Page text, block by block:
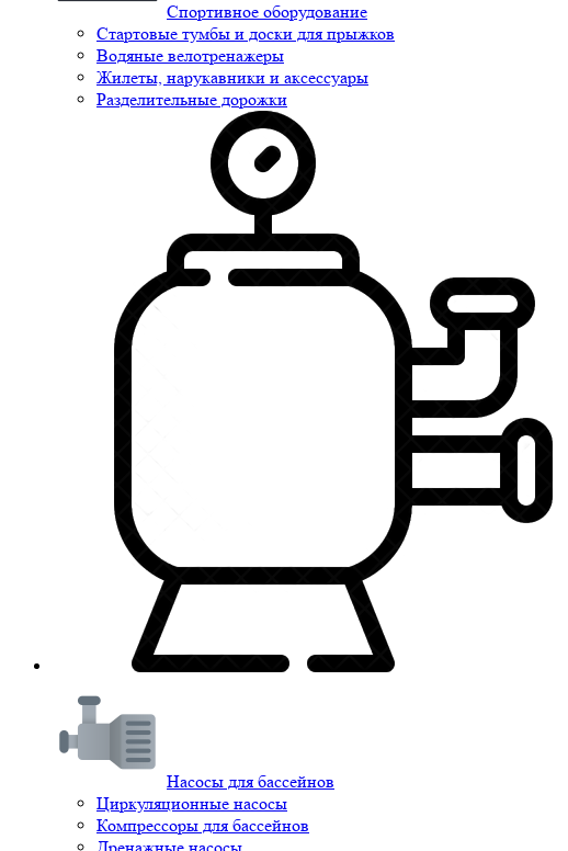
Спортивное оборудование
Стартовые тумбы и доски для прыжков
Водяные велотренажеры
Жилеты, нарукавники и аксессуары
Разделительные дорожки
Насосы для бассейнов
Циркуляционные насосы
Компрессоры для бассейнов